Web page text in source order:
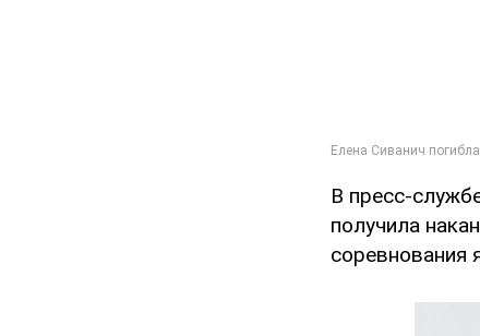
В пресс-
получила
соревнования